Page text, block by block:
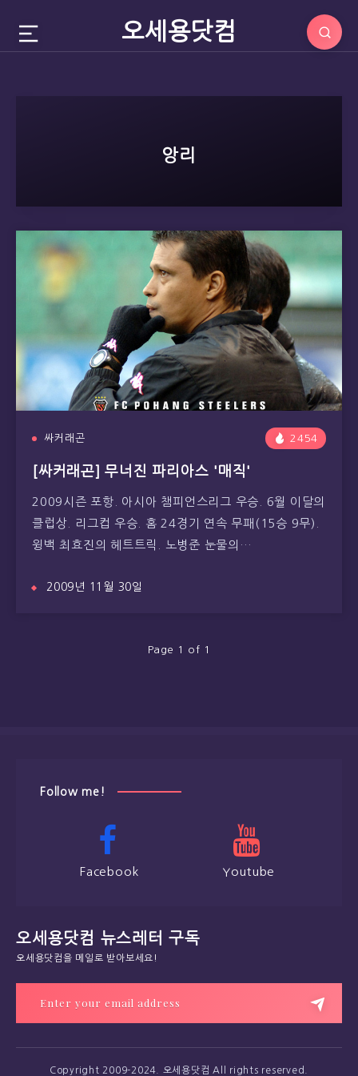
오세용닷컴
앙리
싸커래곤 2454
[싸커래곤] 무너진 파리아스 '매직'
2009시즌 포항. 아시아 챔피언스리그 우승. 6월 이달의
클럽상. 리그컵 우승. 홈 24경기 연속 무패(15승 9무).
윙백 최효진의 헤트트릭. 노병준 눈물의…
2009년 11월 30일
Page 1 of 1
Follow me!
Facebook Youtube
오세용닷컴 뉴스레터 구독
오세용닷컴을 메일로 받아보세요!
Copyright 2009-2024. 오세용닷컴 All rights reserved.